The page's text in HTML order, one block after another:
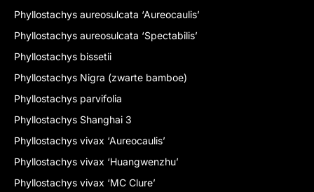
Phyllostachys aureosulcata ‘Aureocaulis’
Phyllostachys aureosulcata ‘Spectabilis’
Phyllostachys bissetii
Phyllostachys Nigra (zwarte bamboe)
Phyllostachys parvifolia
Phyllostachys Shanghai 3
Phyllostachys vivax ‘Aureocaulis’
Phyllostachys vivax ‘Huangwenzhu’
Phyllostachys vivax ‘MC Clure’